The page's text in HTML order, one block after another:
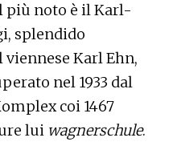
più noto è il Karl-
splendido
Karl Ehn,
nel 1933 dal
coi 1467
lui wagnerschule.